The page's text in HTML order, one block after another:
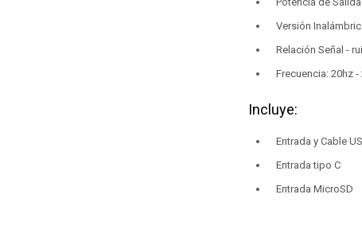
Versión
Relación Señal -
Frecuencia: 20hz -
Incluye:
Entrada y Cable
Entrada tipo C
Entrada MicroSD